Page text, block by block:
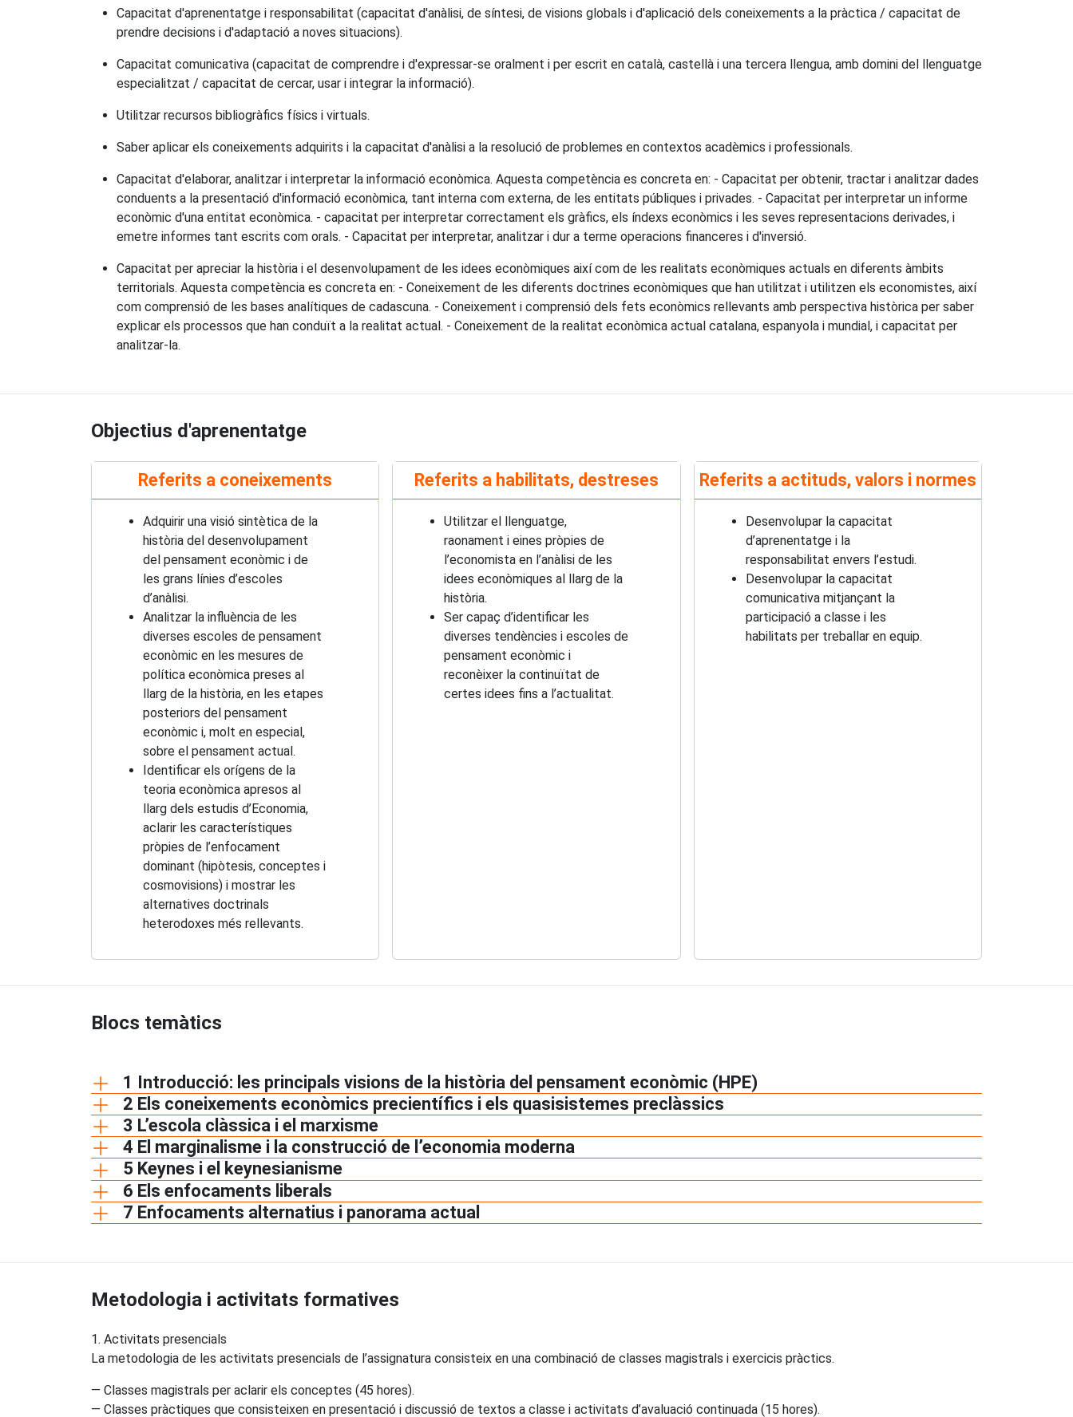
Capacitat d'aprenentatge i responsabilitat (capacitat d'anàlisi, de síntesi, de visions globals i d'aplicació dels coneixements a la pràctica / capacitat de
prendre decisions i d'adaptació a noves situacions).
Capacitat comunicativa (capacitat de comprendre i d'expressar-se oralment i per escrit en català, castellà i una tercera llengua, amb domini del llenguatge
especialitzat / capacitat de cercar, usar i integrar la informació).
Utilitzar recursos bibliogràfics físics i virtuals.
Saber aplicar els coneixements adquirits i la capacitat d'anàlisi a la resolució de problemes en contextos acadèmics i professionals.
Capacitat d'elaborar, analitzar i interpretar la informació econòmica. Aquesta competència es concreta en: - Capacitat per obtenir, tractar i analitzar dades
conduents a la presentació d'informació econòmica, tant interna com externa, de les entitats públiques i privades. - Capacitat per interpretar un informe
econòmic d'una entitat econòmica. - capacitat per interpretar correctament els gràfics, els índexs econòmics i les seves representacions derivades, i
emetre informes tant escrits com orals. - Capacitat per interpretar, analitzar i dur a terme operacions financeres i d'inversió.
Capacitat per apreciar la història i el desenvolupament de les idees econòmiques així com de les realitats econòmiques actuals en diferents àmbits
territorials. Aquesta competència es concreta en: - Coneixement de les diferents doctrines econòmiques que han utilitzat i utilitzen els economistes, així
com comprensió de les bases analítiques de cadascuna. - Coneixement i comprensió dels fets econòmics rellevants amb perspectiva històrica per saber
explicar els processos que han conduït a la realitat actual. - Coneixement de la realitat econòmica actual catalana, espanyola i mundial, i capacitat per
analitzar-la.
Objectius d'aprenentatge
Referits a coneixements
Adquirir una visió sintètica de la
història del desenvolupament
del pensament econòmic i de
les grans línies d’escoles
d’anàlisi.
Analitzar la influència de les
diverses escoles de pensament
econòmic en les mesures de
política econòmica preses al
llarg de la història, en les etapes
posteriors del pensament
econòmic i, molt en especial,
sobre el pensament actual.
Identificar els orígens de la
teoria econòmica apresos al
llarg dels estudis d’Economia,
aclarir les característiques
pròpies de l’enfocament
dominant (hipòtesis, conceptes i
cosmovisions) i mostrar les
alternatives doctrinals
heterodoxes més rellevants.
Referits a habilitats, destreses
Utilitzar el llenguatge,
raonament i eines pròpies de
l’economista en l’anàlisi de les
idees econòmiques al llarg de la
història.
Ser capaç d’identificar les
diverses tendències i escoles de
pensament econòmic i
reconèixer la continuïtat de
certes idees fins a l’actualitat.
Referits a actituds, valors i normes
Desenvolupar la capacitat
d’aprenentatge i la
responsabilitat envers l’estudi.
Desenvolupar la capacitat
comunicativa mitjançant la
participació a classe i les
habilitats per treballar en equip.
Blocs temàtics
1 Introducció: les principals visions de la història del pensament econòmic (HPE)
2 Els coneixements econòmics precientífics i els quasisistemes preclàssics
3 L’escola clàssica i el marxisme
4 El marginalisme i la construcció de l’economia moderna
5 Keynes i el keynesianisme
6 Els enfocaments liberals
7 Enfocaments alternatius i panorama actual
Metodologia i activitats formatives
1. Activitats presencials
La metodologia de les activitats presencials de l’assignatura consisteix en una combinació de classes magistrals i exercicis pràctics.
— Classes magistrals per aclarir els conceptes (45 hores).
— Classes pràctiques que consisteixen en presentació i discussió de textos a classe i activitats d’avaluació continuada (15 hores).